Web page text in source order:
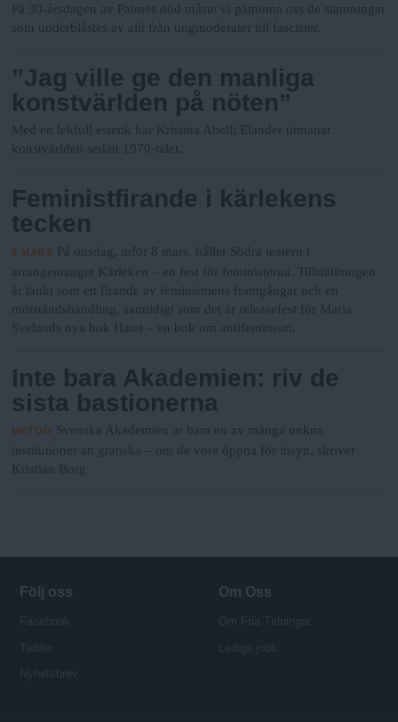
På 30-årsdagen av Palmes död måste vi påminna oss de stämningar
som underblåstes av allt från ungmoderater till fascister.
”Jag ville ge den manliga
konstvärlden på nöten”
Med en lekfull estetik har Kristina Abelli Elander utmanat
konstvärlden sedan 1970-talet.
Feministfirande i kärlekens
tecken
8 MARS På onsdag, inför 8 mars, håller Södra teatern i
arrangemanget Kärleken – en fest för feministerna. Tillställningen
är tänkt som ett firande av feminismens framgångar och en
motståndshandling, samtidigt som det är releasefest för Maria
Svelands nya bok Hatet – en bok om antifeminism.
Inte bara Akademien: riv de
sista bastionerna
METOO Svenska Akademien är bara en av många unkna
institutioner att granska – om de vore öppna för insyn, skriver
Kristian Borg.
Följ oss Om Oss